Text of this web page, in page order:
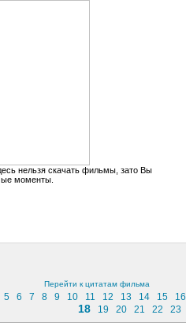
нельзя скачать фильмы, зато Вы
моменты.
Перейти к цитатам фильма
5 6 7 8 9 10 11 12 13 14 15 16
18 19 20 21 22 23